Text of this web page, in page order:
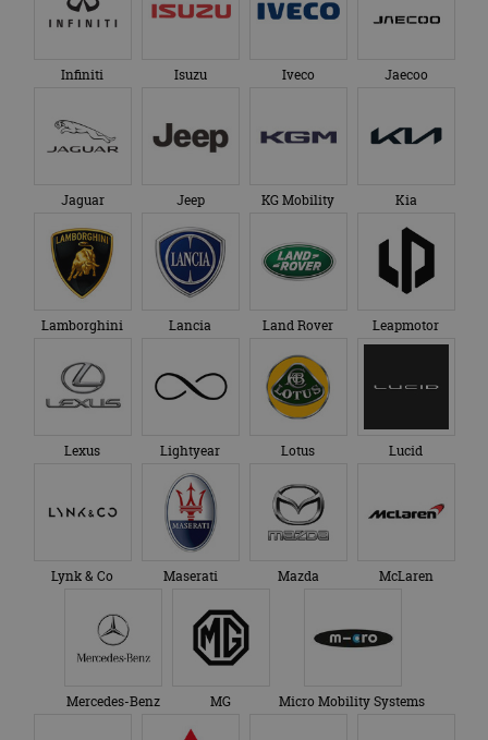
Infiniti Isuzu Iveco Jaecoo
Jaguar Jeep KG Mobility Kia
Lamborghini Lancia Land Rover Leapmotor
Lexus Lightyear Lotus Lucid
Lynk & Co Maserati Mazda McLaren
Mercedes-Benz MG Micro Mobility Systems